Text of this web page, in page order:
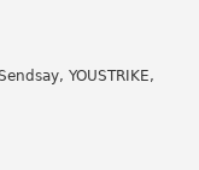
YOUSTRIKE,